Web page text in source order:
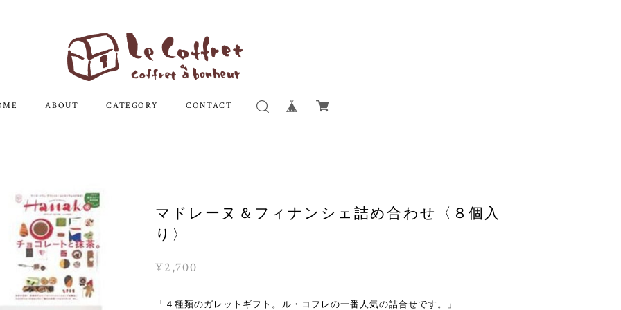
ABOUT CATEGORY CONTACT
マドレーヌ＆フィナンシェ詰め合わせ〈８個入
り〉
¥2,700
「４種類のガレットギフト。ル・コフレの一番人気の詰合せです。」